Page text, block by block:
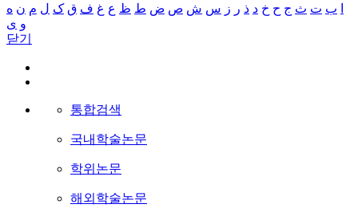
ب ت ث ج ح خ د ذ ر ز س ش ص ض ط ظ ع غ ف ق ک ل م ن ه
و ی
닫기
통합검색
국내학술논문
학위논문
해외학술논문